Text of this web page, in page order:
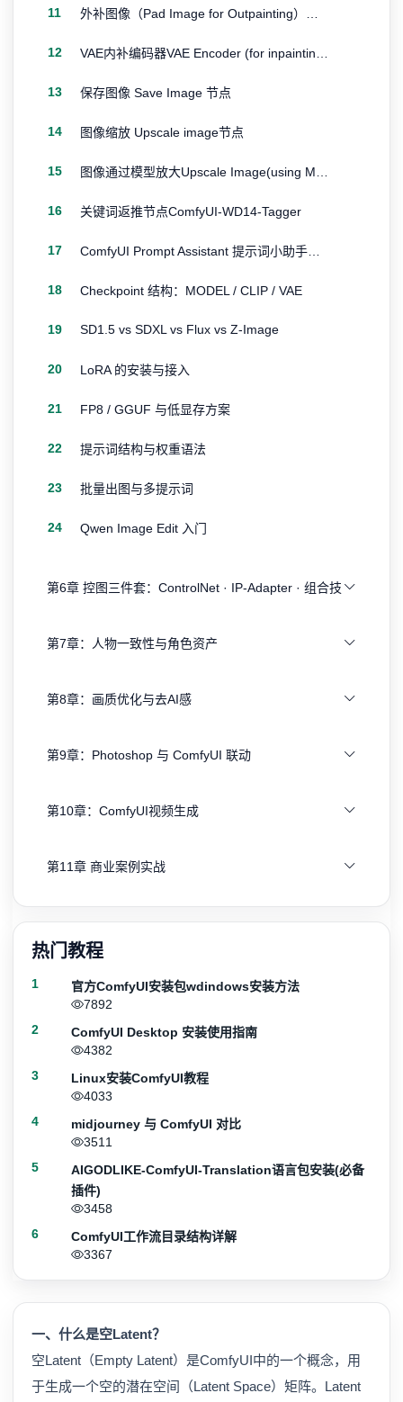
一、什么是空Latent？
空Latent（Empty Latent）是ComfyUI中的一个概念，用
于生成一个空的潜在空间（Latent Space）矩阵。Latent
11
12
13 保存图像 Save Image 节点
14 图像缩放 Upscale image节点
15
16 关键词返推节点ComfyUI-WD14-Tagger
17
18 Checkpoint 结构：MODEL / CLIP / VAE
19 SD1.5 vs SDXL vs Flux vs Z-Image
20 LoRA 的安装与接入
21 FP8 / GGUF 与低显存方案
22 提示词结构与权重语法
23 批量出图与多提示词
24 Qwen Image Edit 入门
第6章 控图三件套：ControlNet · IP-Adapter · 组合技
第7章：人物一致性与角色资产
第8章：画质优化与去AI感
第9章：Photoshop 与 ComfyUI 联动
第10章：ComfyUI视频生成
第11章 商业案例实战
热门教程
1
官方ComfyUI安装包wdindows安装方法
7892
2
ComfyUI Desktop 安装使用指南
4382
3
Linux安装ComfyUI教程
4033
4
midjourney 与 ComfyUI 对比
3511
5
AIGODLIKE-ComfyUI-Translation语言包安装(必备
插件)
3458
6
ComfyUI工作流目录结构详解
3367